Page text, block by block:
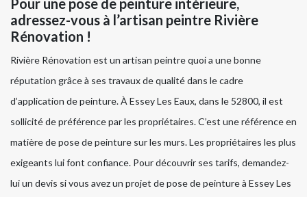
Pour une pose de peinture intérieure,
adressez-vous à l’artisan peintre Rivière
Rénovation !
Rivière Rénovation est un artisan peintre quoi a une bonne
réputation grâce à ses travaux de qualité dans le cadre
d’application de peinture. À Essey Les Eaux, dans le 52800, il est
sollicité de préférence par les propriétaires. C’est une référence en
matière de pose de peinture sur les murs. Les propriétaires les plus
exigeants lui font confiance. Pour découvrir ses tarifs, demandez-
lui un devis si vous avez un projet de pose de peinture à Essey Les